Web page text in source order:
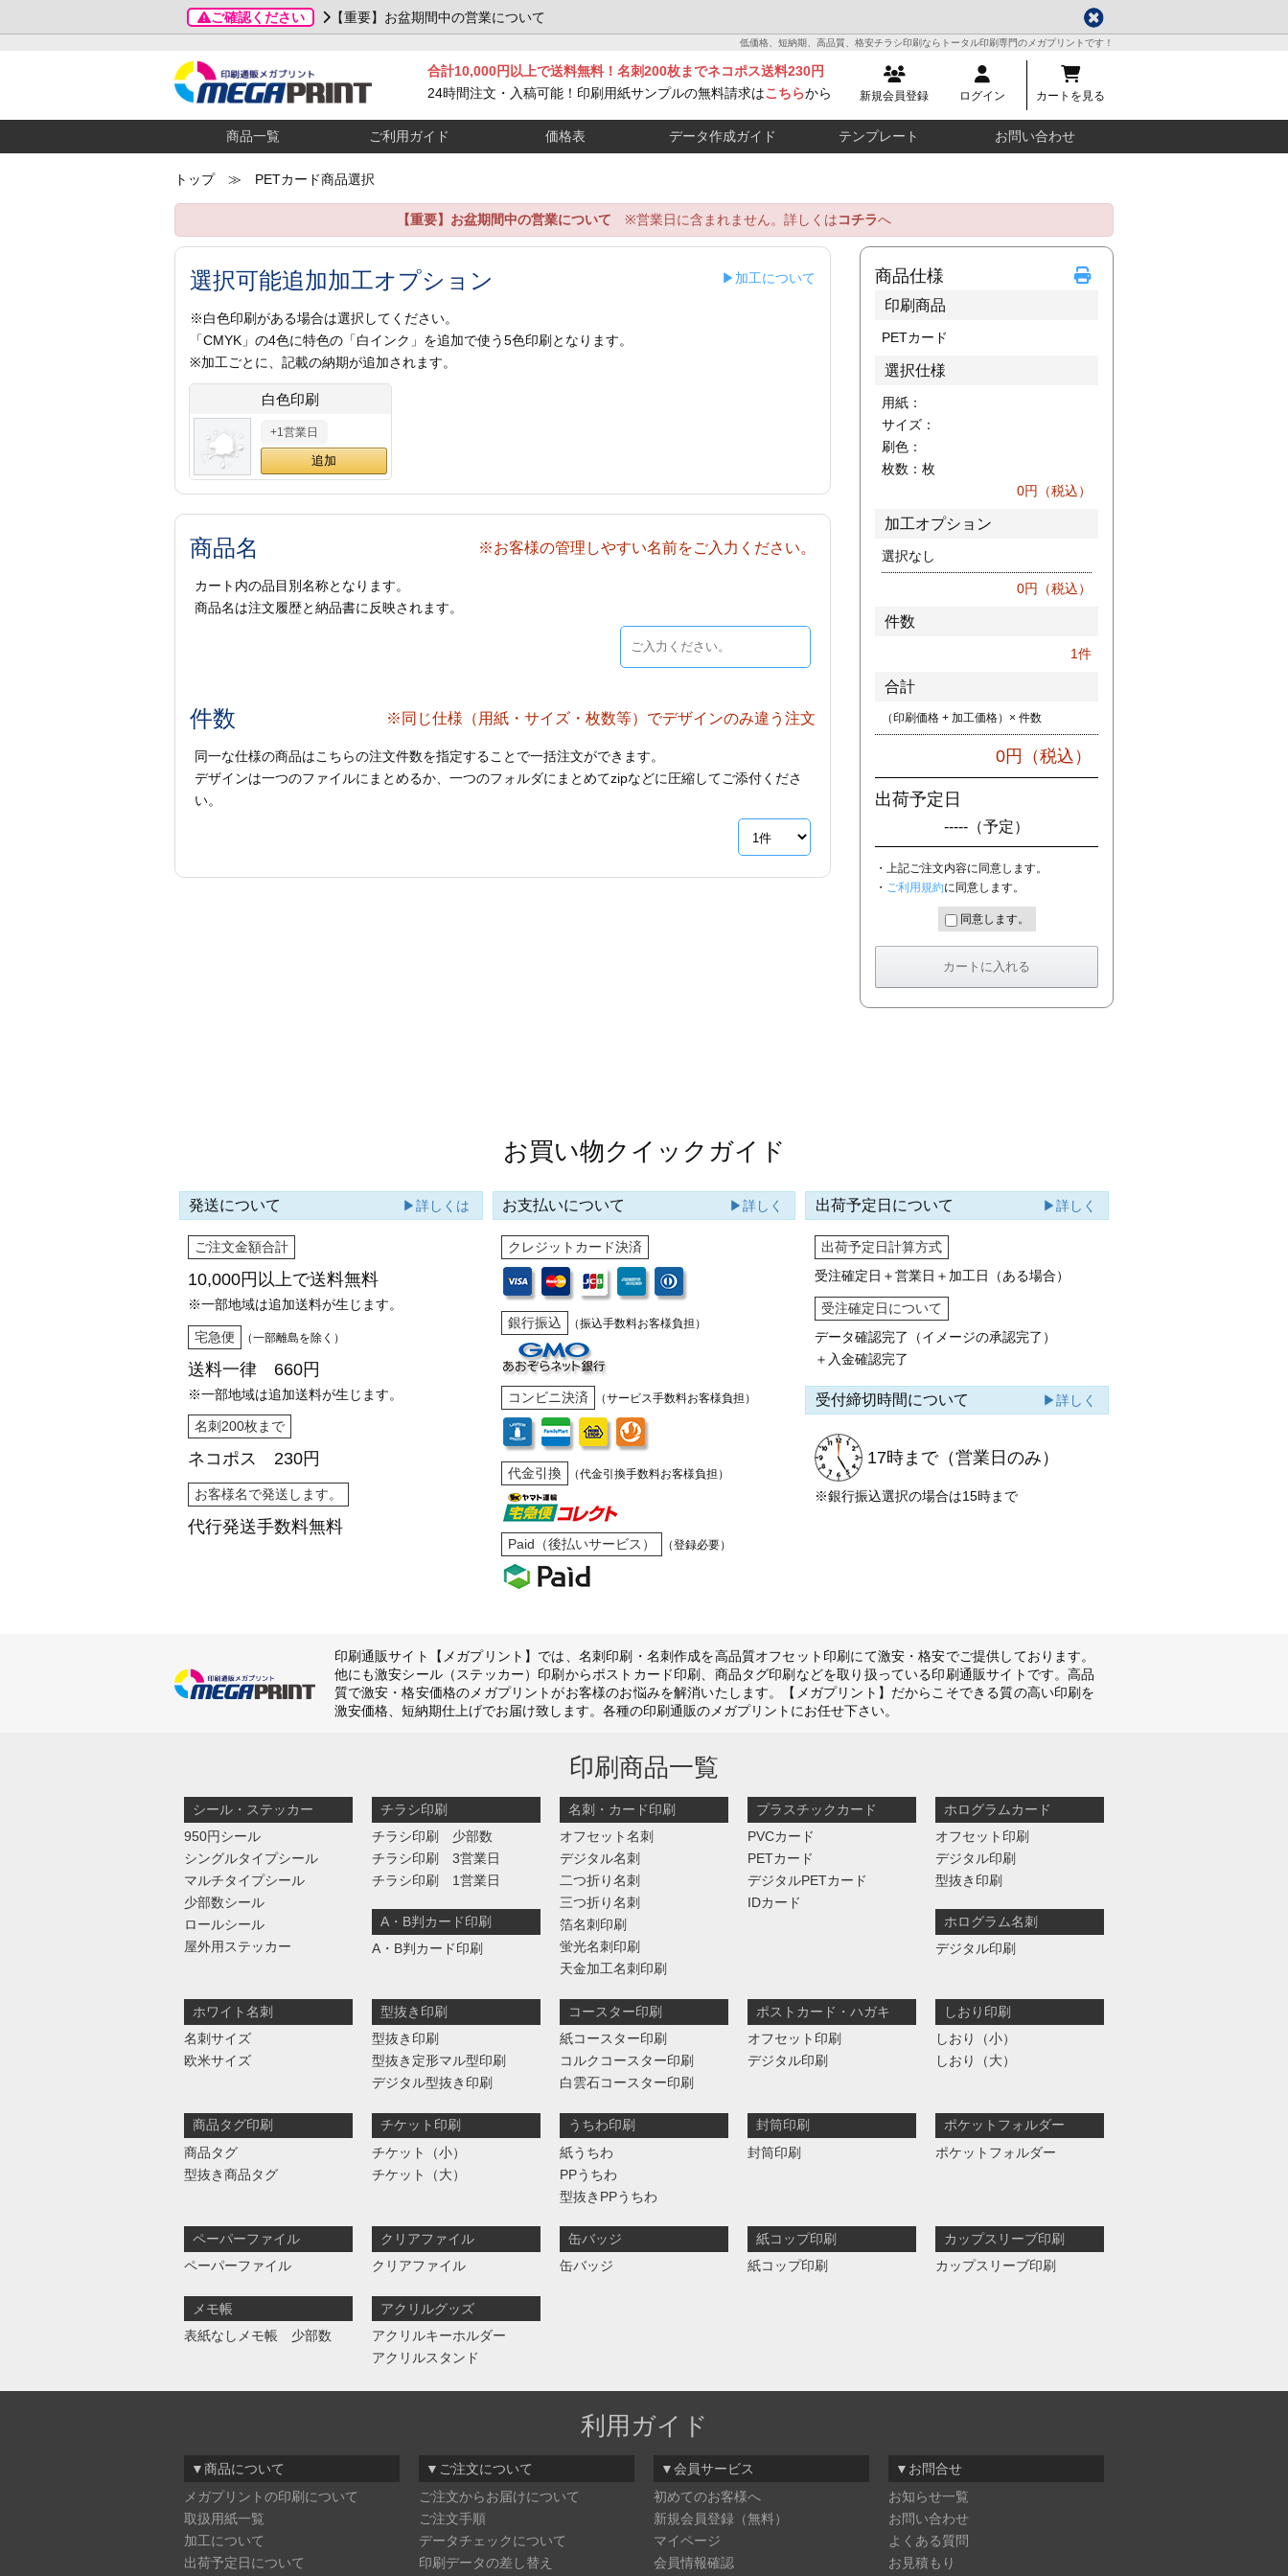
ご確認ください 【重要】お盆期間中の営業について
低価格、短納期、高品質、格安チラシ印刷ならトータル印刷専門のメガプリントです！
新規会員登録 ログイン カートを見る
合計10,000円以上で送料無料！名刺200枚までネコポス送料230円
24時間注文・入稿可能！印刷用紙サンプルの無料請求はこちらから
商品一覧 ご利用ガイド 価格表 データ作成ガイド テンプレート お問い合わせ
トップ≫ PETカード商品選択
【重要】お盆期間中の営業について ※営業日に含まれません。詳しくはコチラへ
選択可能追加加工オプション ▶加工について
※白色印刷がある場合は選択してください。
「CMYK」の4色に特色の「白インク」を追加で使う5色印刷となります。
※加工ごとに、記載の納期が追加されます。
白色印刷
+1営業日
商品名 ※お客様の管理しやすい名前をご入力ください。
カート内の品目別名称となります。
商品名は注文履歴と納品書に反映されます。
件数 ※同じ仕様（用紙・サイズ・枚数等）でデザインのみ違う注文
同一な仕様の商品はこちらの注文件数を指定することで一括注文ができます。
デザインは一つのファイルにまとめるか、一つのフォルダにまとめてzipなどに圧縮してご添付くださ
い。
商品仕様
印刷商品
PETカード
選択仕様
用紙：
サイズ：
刷色：
枚数： 枚
0円（税込）
加工オプション
選択なし
0円（税込）
件数
1件
合計
（印刷価格 + 加工価格）× 件数
0円（税込）
出荷予定日
----- （予定）
・上記ご注文内容に同意します。
・ ご利用規約に同意します。
同意します。
お買い物クイックガイド
発送について ▶詳しくは
ご注文金額合計
10,000円以上で送料無料
※一部地域は追加送料が生じます。
宅急便 （一部離島を除く）
送料一律 660円
※一部地域は追加送料が生じます。
名刺200枚まで
ネコポス 230円
お客様名で発送します。
代行発送手数料無料
お支払いについて ▶詳しく
クレジットカード決済
銀行振込 （振込手数料お客様負担）
コンビニ決済 （サービス手数料お客様負担）
代金引換 （代金引換手数料お客様負担）
Paid（後払いサービス） （登録必要）
出荷予定日について ▶詳しく
出荷予定日計算方式
受注確定日＋営業日＋加工日（ある場合）
受注確定日について
データ確認完了（イメージの承認完了）
＋入金確認完了
受付締切時間について ▶詳しく
17時まで（営業日のみ）
※銀行振込選択の場合は15時まで
印刷通販サイト【メガプリント】では、名刺印刷・名刺作成を高品質オフセット印刷にて激安・格安でご提供しております。
他にも激安シール（ステッカー）印刷からポストカード印刷、商品タグ印刷などを取り扱っている印刷通販サイトです。高品
質で激安・格安価格のメガプリントがお客様のお悩みを解消いたします。【メガプリント】だからこそできる質の高い印刷を
激安価格、短納期仕上げでお届け致します。各種の印刷通販のメガプリントにお任せ下さい。
印刷商品一覧
シール・ステッカー
950円シール
シングルタイプシール
マルチタイプシール
少部数シール
ロールシール
屋外用ステッカー
チラシ印刷
チラシ印刷 少部数
チラシ印刷 3営業日
チラシ印刷 1営業日
A・B判カード印刷
A・B判カード印刷
名刺・カード印刷
オフセット名刺
デジタル名刺
二つ折り名刺
三つ折り名刺
箔名刺印刷
蛍光名刺印刷
天金加工名刺印刷
プラスチックカード
PVCカード
PETカード
デジタルPETカード
IDカード
ホログラムカード
オフセット印刷
デジタル印刷
型抜き印刷
ホログラム名刺
デジタル印刷
ホワイト名刺
名刺サイズ
欧米サイズ
型抜き印刷
型抜き印刷
型抜き定形マル型印刷
デジタル型抜き印刷
コースター印刷
紙コースター印刷
コルクコースター印刷
白雲石コースター印刷
ポストカード・ハガキ
オフセット印刷
デジタル印刷
しおり印刷
しおり（小）
しおり（大）
商品タグ印刷
商品タグ
型抜き商品タグ
チケット印刷
チケット（小）
チケット（大）
うちわ印刷
紙うちわ
PPうちわ
型抜きPPうちわ
封筒印刷
封筒印刷
ポケットフォルダー
ポケットフォルダー
ペーパーファイル
ペーパーファイル
クリアファイル
クリアファイル
缶バッジ
缶バッジ
紙コップ印刷
紙コップ印刷
カップスリーブ印刷
カップスリーブ印刷
メモ帳
表紙なしメモ帳 少部数
アクリルグッズ
アクリルキーホルダー
アクリルスタンド
利用ガイド
▼商品について
メガプリントの印刷について
取扱用紙一覧
加工について
出荷予定日について
▼ご注文について
ご注文からお届けについて
ご注文手順
データチェックについて
印刷データの差し替え
▼会員サービス
初めてのお客様へ
新規会員登録（無料）
マイページ
会員情報確認
▼お問合せ
お知らせ一覧
お問い合わせ
よくある質問
お見積もり